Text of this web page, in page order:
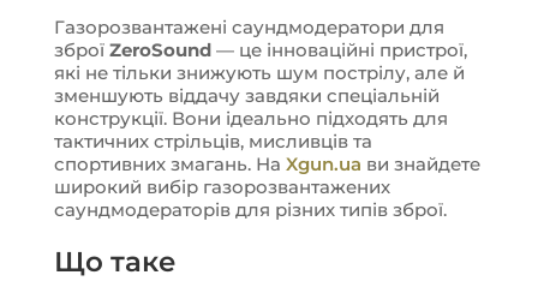
Газорозвантажені саундмодератори для
зброї ZeroSound— це інноваційні пристрої,
які не тільки знижують шум пострілу, але й
зменшують віддачу завдяки спеціальній
конструкції. Вони ідеально підходять для
тактичних стрільців, мисливців та
спортивних змагань. На Xgun.ua ви знайдете
широкий вибір газорозвантажених
саундмодераторів для різних типів зброї.
Що таке